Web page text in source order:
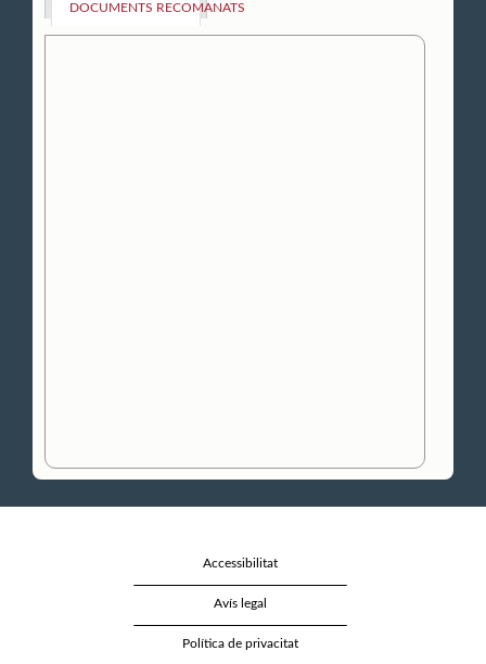
DOCUMENTS RECOMANATS
Accessibilitat
Avís legal
Política de privacitat